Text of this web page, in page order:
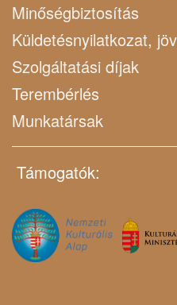
Minőségbiztosítás
Küldetésnyilatkozat,
Szolgáltatási díjak
Terembérlés
Munkatársak
Támogatók: